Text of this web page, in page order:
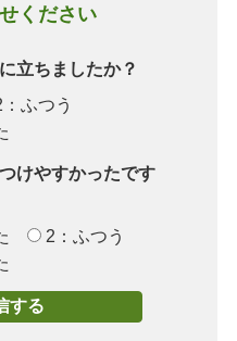
ください
立ちましたか？
：ふつう
けやすかったです
2：ふつう